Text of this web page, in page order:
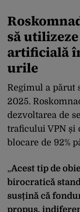
să
artificială
urile
Regimul a părut
2025.
dezvoltarea de
traficului VPN și
blocare de 92%
„Acest tip de
birocratică
susțină că
propus,